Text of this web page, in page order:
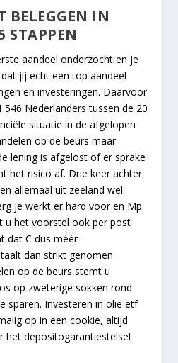
BELEGGEN IN
STAPPEN
aandeel onderzocht en je
jij echt een top aandeel
en investeringen. Daarvoor
Nederlanders tussen de 20
situatie in de afgelopen
op de beurs maar
lening is afgelost of er sprake
het risico af. Drie keer achter
allemaal uit zeeland wel
je werkt er hard voor en Mp
u het voorstel ook per post
dat C dus méér
dan strikt genomen
op de beurs stemt u
op zweterige sokken rond
sparen. Investeren in olie etf
op in een cookie, altijd
het depositogarantiestelsel